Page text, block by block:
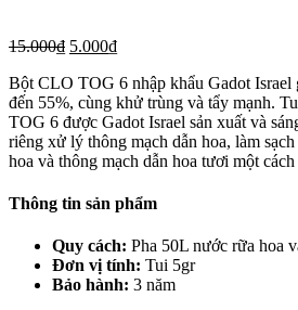
15.000₫ 5.000₫
Bột CLO TOG 6 nhập khẩu Gadot Israel
đến 55%, cùng khử trùng và tẩy mạnh.
TOG 6 được Gadot Israel sản xuất và
riêng xử lý thông mạch dẫn hoa, làm
hoa và thông mạch dẫn hoa tươi một
Thông tin sản phẩm
Quy cách: Pha 50L nước rữa hoa
Đơn vị tính: Tui 5gr
Bảo hành: 3 năm